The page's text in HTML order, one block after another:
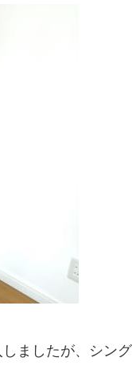
ましたが、シン